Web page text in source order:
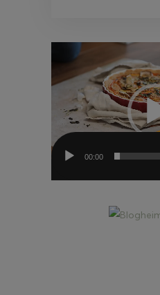
Video-
00:00